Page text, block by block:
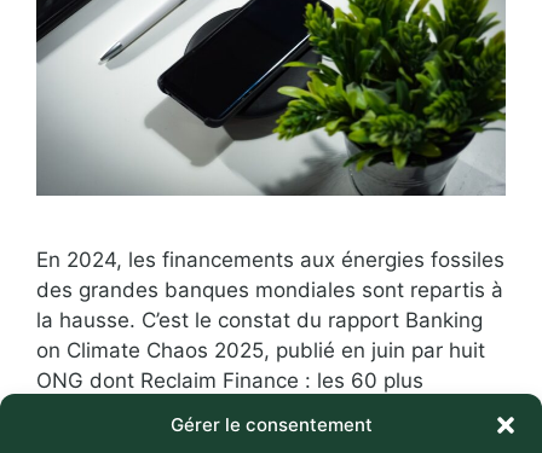
Gérer le consentement
En 2024, les financements aux énergies fossiles
des grandes banques mondiales sont repartis à
la hausse. C’est le constat du rapport Banking
on Climate Chaos 2025, publié en juin par huit
ONG dont Reclaim Finance : les 60 plus
de 700 milliards de dollars dans le pétrole, …